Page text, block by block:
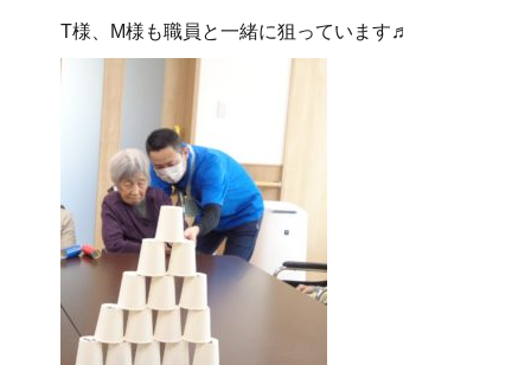
T様、M様も職員と一緒に狙っています♬